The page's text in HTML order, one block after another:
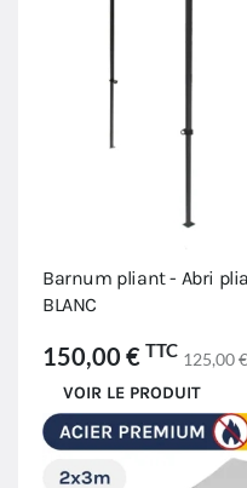
Barnum pliant - Abri
BLANC
150,00 € TTC 125,00 €
VOIR LE PRODUIT